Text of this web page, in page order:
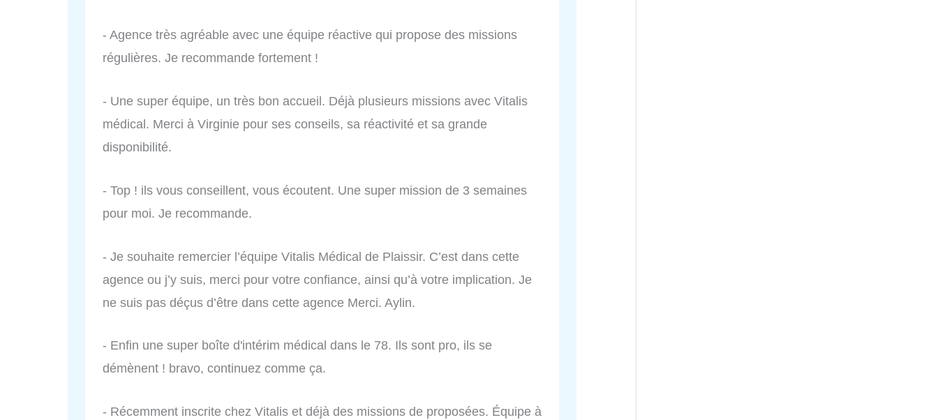
- Agence très agréable avec une équipe réactive qui propose des missions
régulières. Je recommande fortement !
- Une super équipe, un très bon accueil. Déjà plusieurs missions avec Vitalis
médical. Merci à Virginie pour ses conseils, sa réactivité et sa grande
disponibilité.
- Top ! ils vous conseillent, vous écoutent. Une super mission de 3 semaines
pour moi. Je recommande.
- Je souhaite remercier l’équipe Vitalis Médical de Plaissir. C’est dans cette
agence ou j’y suis, merci pour votre confiance, ainsi qu’à votre implication. Je
ne suis pas déçus d’être dans cette agence Merci. Aylin.
- Enfin une super boîte d'intérim médical dans le 78. Ils sont pro, ils se
démènent ! bravo, continuez comme ça.
- Récemment inscrite chez Vitalis et déjà des missions de proposées. Équipe à